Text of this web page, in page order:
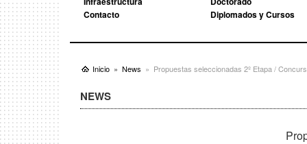
Contacto
Diplomados y Cursos
Inicio News Propuestas seleccionadas 2º Etapa /
NEWS